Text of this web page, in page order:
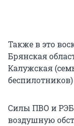
Также в это
Брянская
Калужская
Силы ПВО и
воздушную